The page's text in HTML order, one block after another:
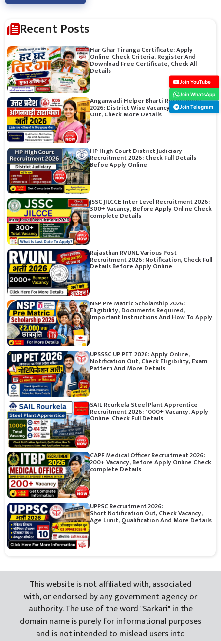
Recent Posts
Har Ghar Tiranga Certificate: Apply
Online, Check Criteria, Register And
Download Free Certificate, Check All
Details
Anganwadi Helper Bharti Recruitment
2026: District Wise Vacancy, Notification
Out, Check More Details
HP High Court District Judiciary
Recruitment 2026: Check Full Details
Befoe Apply Online
JSSC JILCCE Inter Level Recruitment 2026:
300+ Vacancy, Before Apply Online Check
complete Details
Rajasthan RVUNL Various Post
Recruitment 2026: Notification, Check Full
Details Before Apply Online
NSP Pre Matric Scholarship 2026:
Eligibility, Documents Required,
Important Instructions And How To Apply
UPSSSC UP PET 2026: Apply Online,
Notification Out, Check Eligibility, Exam
Pattern And More Details
SAIL Rourkela Steel Plant Apprentice
Recruitment 2026: 1000+ Vacancy, Apply
Online, Check Full Details
CAPF Medical Officer Recruitment 2026:
200+ Vacancy, Before Apply Online Check
complete Details
UPPSC Recruitment 2026:
Short Notification Out, Check Vacancy,
Age Limit, Qualification And More Details
This website is not affiliated with, associated
with, or endorsed by any government agency or
authority. The use of the word "Sarkari" in the
domain name is purely for informational purposes
and is not intended to mislead users into
Join YouTube
Join WhatsApp
Join Telegram